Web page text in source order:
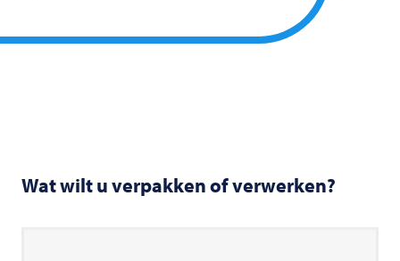
Wat wilt u verpakken of verwerken?